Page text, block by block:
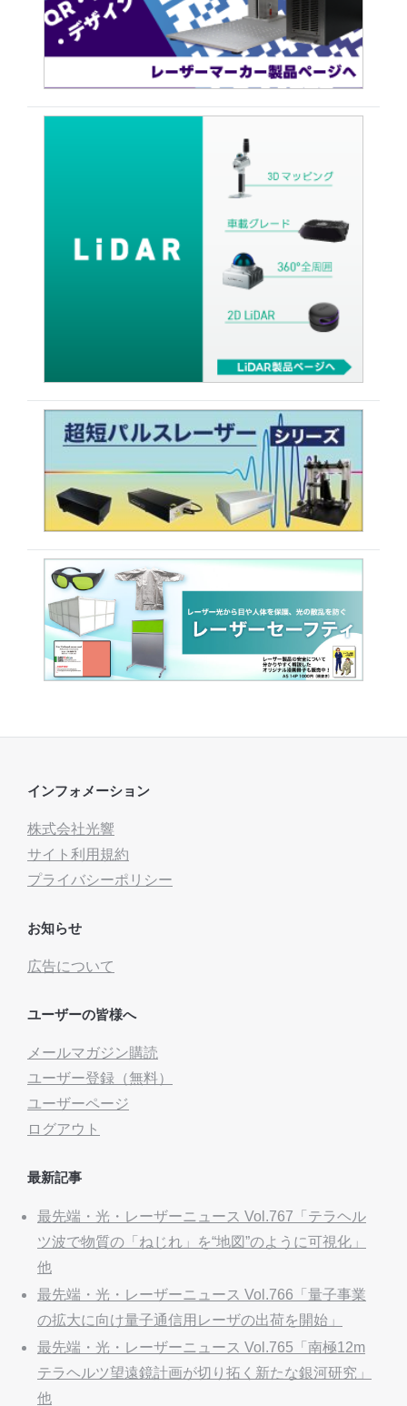
インフォメーション
株式会社光響
サイト利用規約
プライバシーポリシー
お知らせ
広告について
ユーザーの皆様へ
メールマガジン購読
ユーザー登録（無料）
ユーザーページ
ログアウト
最新記事
最先端・光・レーザーニュース Vol.767「テラヘル
ツ波で物質の「ねじれ」を“地図”のように可視化」
他
最先端・光・レーザーニュース Vol.766「量子事業
の拡大に向け量子通信用レーザの出荷を開始」
最先端・光・レーザーニュース Vol.765「南極12m
テラヘルツ望遠鏡計画が切り拓く新たな銀河研究」
他